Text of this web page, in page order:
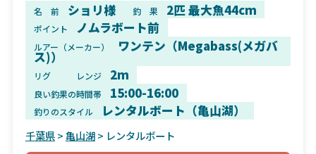
名 前 ショリ様 釣 果 2匹 最大魚44cm
ポイント ノムラボート前
ルアー（メーカー） ワンテン（Megabass(メガバ
ス)）
リグ レンジ 2m
良い釣果の時間帯 15:00-16:00
釣りのスタイル レンタルボート（亀山湖）
千葉県>亀山湖> レンタルボート